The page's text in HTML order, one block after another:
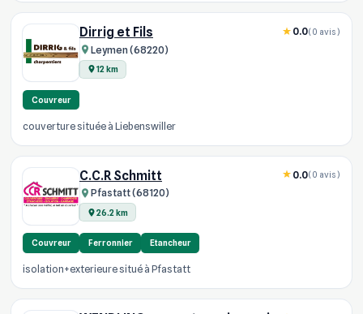
Dirrig et Fils
Leymen (68220)
12 km
0.0(0 avis)
Couvreur
couverture située à Liebenswiller
C.C.R Schmitt
Pfastatt (68120)
26.2 km
0.0(0 avis)
Couvreur Ferronnier Etancheur
isolation+exterieure situé à Pfastatt